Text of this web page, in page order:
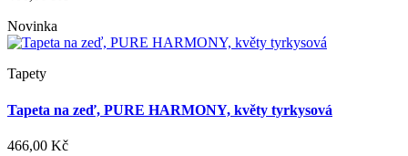
Novinka
Tapety
Tapeta na zeď, PURE HARMONY, květy tyrkysová
466,00 Kč